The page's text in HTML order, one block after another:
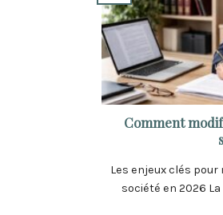
Comment
Les enjeux clés pour
société en 2026